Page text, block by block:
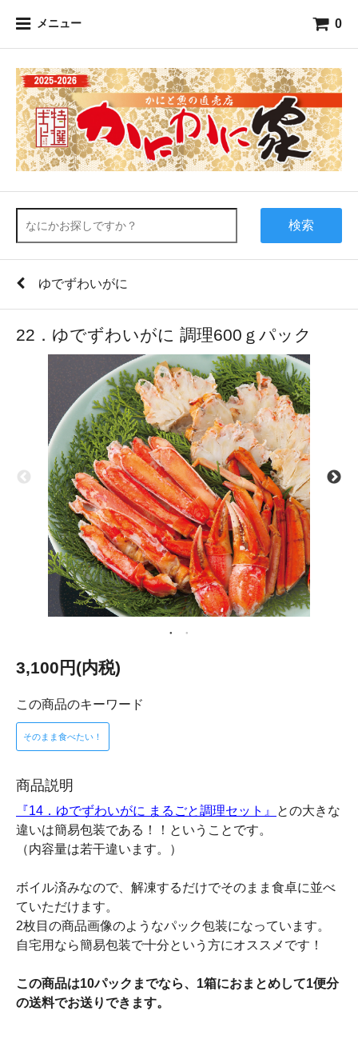
メニュー 0
検索
ゆでずわいがに
22．ゆでずわいがに 調理600ｇパック
3,100円(内税)
この商品のキーワード
そのまま食べたい！
商品説明
『14．ゆでずわいがに まるごと調理セット』
との大きな
違いは簡易包装である！！ということです。
（内容量は若干違います。）
ボイル済みなので、解凍するだけでそのまま食卓に並べ
ていただけます。
2枚目の商品画像のようなパック包装になっています。
自宅用なら簡易包装で十分という方にオススメです！
この商品は10パックまでなら、1箱におまとめして1便分
の送料でお送りできます。